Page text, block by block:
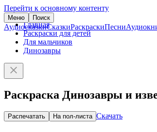
Перейти к основному контенту
Меню Поиск
АудиосказкиСказкиРаскраскиПесни
Главная
Раскраски для детей
Для мальчиков
Динозавры
Раскраска Динозавры и
Распечатать На пол-листа Скачать